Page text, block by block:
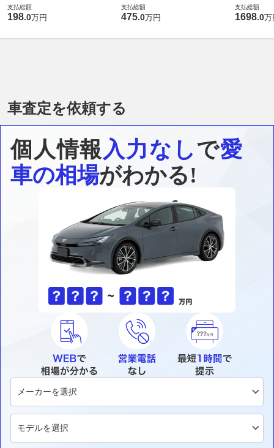
支払総額
198.0万円
支払総額
475.0万円
支払総額
1698.0万
車査定を依頼する
個人情報入力なしで愛
車の相場がわかる!